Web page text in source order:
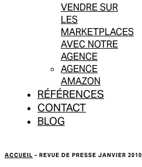
VENDRE SUR
LES
MARKETPLACES
AVEC NOTRE
AGENCE
AGENCE
AMAZON
RÉFÉRENCES
CONTACT
BLOG
ACCUEIL - REVUE DE PRESSE JANVIER 2010